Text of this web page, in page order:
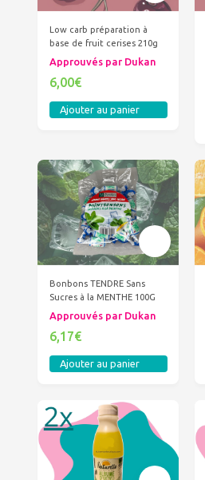
Low carb préparation à
base de fruit cerises 210g
Approuvés par Dukan
6,00€
Ajouter au panier
Bonbons TENDRE Sans
Sucres à la MENTHE 100G
Approuvés par Dukan
6,17€
Ajouter au panier